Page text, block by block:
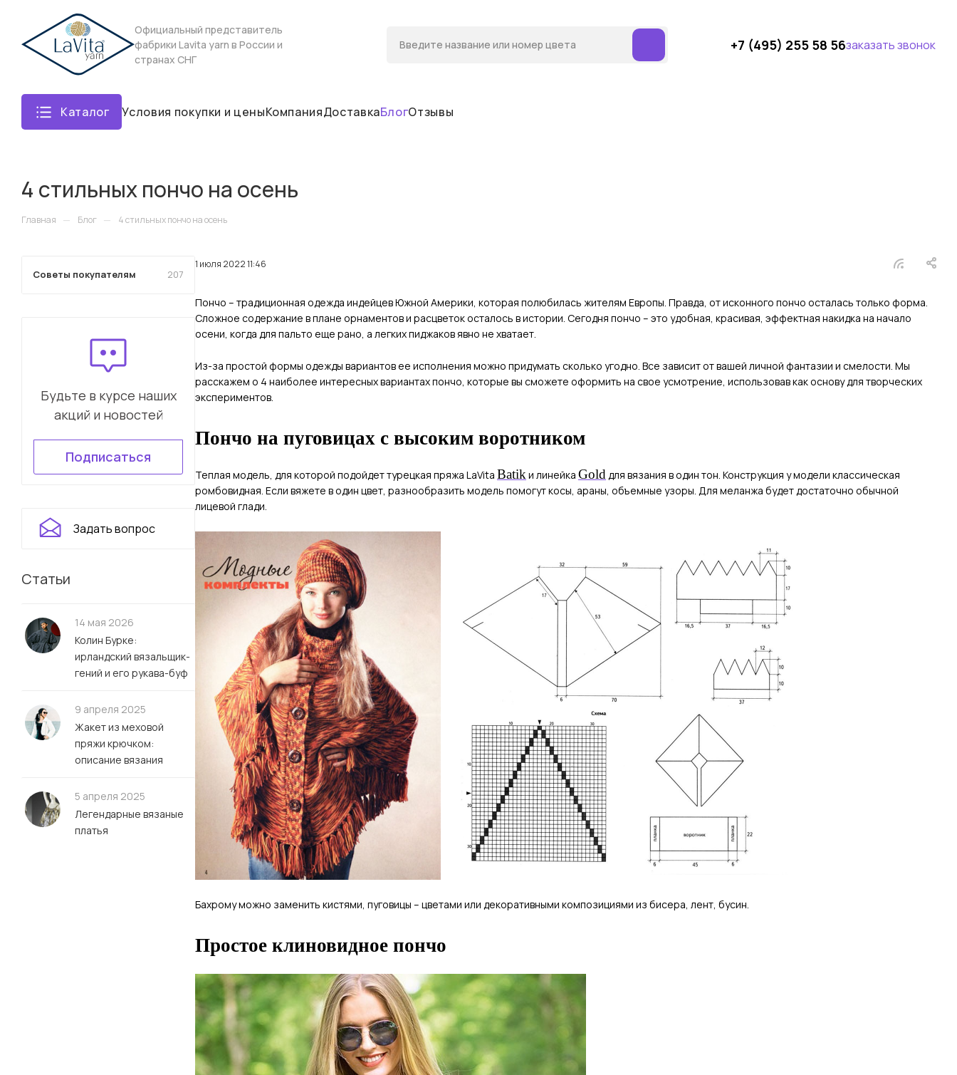
Официальный представитель
фабрики Lavita yarn в России и
странах СНГ
+7 (495) 255 58 56заказать звонок
Каталог Условия покупки и ценыКомпанияДоставкаБлогОтзывы
4 стильных пончо на осень
Главная — Блог — 4 стильных пончо на осень
1 июля 2022 11:46
Пончо – традиционная одежда индейцев Южной Америки, которая полюбилась жителям Европы. Правда, от исконного пончо осталась только форма.
Сложное содержание в плане орнаментов и расцветок осталось в истории. Сегодня пончо – это удобная, красивая, эффектная накидка на начало
осени, когда для пальто еще рано, а легких пиджаков явно не хватает.
Из-за простой формы одежды вариантов ее исполнения можно придумать сколько угодно. Все зависит от вашей личной фантазии и смелости. Мы
расскажем о 4 наиболее интересных вариантах пончо, которые вы сможете оформить на свое усмотрение, использовав как основу для творческих
экспериментов.
Пончо на пуговицах с высоким воротником
Теплая модель, для которой подойдет турецкая пряжа LaVita Batikи линейка Goldдля вязания в один тон. Конструкция у модели классическая
ромбовидная. Если вяжете в один цвет, разнообразить модель помогут косы, араны, объемные узоры. Для меланжа будет достаточно обычной
лицевой глади.
Бахрому можно заменить кистями, пуговицы – цветами или декоративными композициями из бисера, лент, бусин.
Простое клиновидное пончо
Советы покупателям 207
Будьте в курсе наших
акций и новостей
Подписаться
Задать вопрос
Статьи
14 мая 2026
Колин Бурке:
ирландский вязальщик-
гений и его рукава-буф
9 апреля 2025
Жакет из меховой
пряжи крючком:
описание вязания
5 апреля 2025
Легендарные вязаные
платья